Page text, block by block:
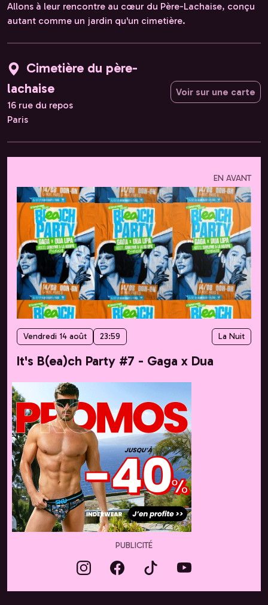
Allons à leur rencontre au cœur du Père-Lachaise, conçu
autant comme un jardin qu'un cimetière.
Cimetière du père-
lachaise
16 rue du repos
Paris
Voir sur une carte
EN AVANT
Vendredi 14 août 23:59 La Nuit
It's B(ea)ch Party #7 - Gaga x Dua
PUBLICITÉ